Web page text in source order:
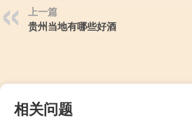
上一篇
贵州当地有哪些好酒
相关问题